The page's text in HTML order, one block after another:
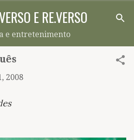
o conteúdo principal
E RE.VERSO
e entretenimento
2008